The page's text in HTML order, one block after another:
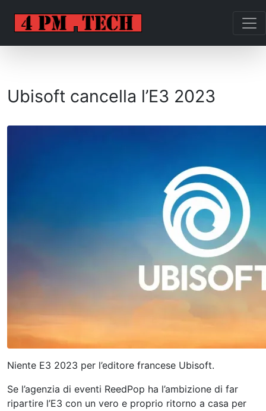
Ubisoft cancella l’E3 2023
Niente E3 2023 per l’editore francese Ubisoft.
Se l’agenzia di eventi ReedPop ha l’ambizione di far
ripartire l’E3 con un vero e proprio ritorno a casa per